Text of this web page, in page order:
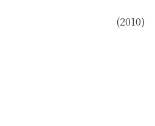
(2010)